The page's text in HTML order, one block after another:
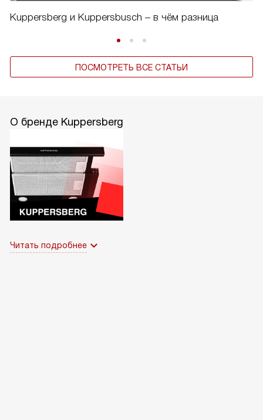
Kuppersberg и Kuppersbusch – в чём разница
ПОСМОТРЕТЬ ВСЕ СТАТЬИ
О бренде Kuppersberg
Читать подробнее